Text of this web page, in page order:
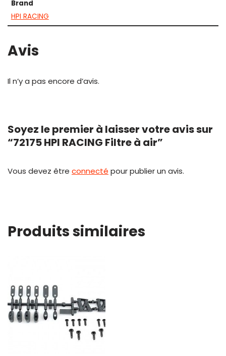
Brand
HPI RACING
Avis
Il n’y a pas encore d’avis.
Soyez le premier à laisser votre avis sur
“72175 HPI RACING Filtre à air”
Vous devez être connecté pour publier un avis.
Produits similaires